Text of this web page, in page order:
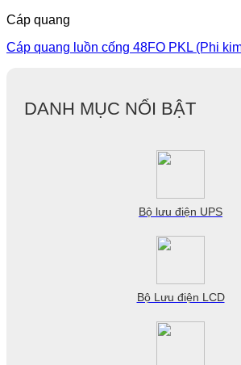
Cáp quang
Cáp quang luồn cống 48FO PKL (Phi
DANH MỤC NỔI BẬT
Bộ lưu điện UPS
Bộ Lưu điện LCD